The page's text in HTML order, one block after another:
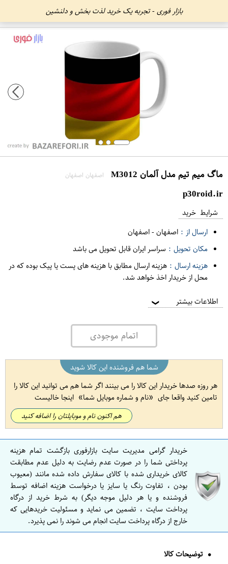
بازار فوری - تجربه یک خرید لذت بخش و دلنشین
ماگ میم تیم مدل آلمان M3012 اصفهان اصفهان
p30roid.ir
شرایط خرید
ارسال از : اصفهان-اصفهان
مکان تحویل : سراسر ایران قابل تحویل می باشد
هزینه ارسال : هزینه ارسال مطابق با هزینه های پست یا پیک بوده که در
محل از خریدار اخذ خواهد شد.
اطلاعات بیشتر ❯
اتمام موجودی
شما هم فروشنده این کالا شوید
هر روزه صدها خریدار این کالا را می بینند اگر شما هم می توانید این کالا را
تامین کنید واقعا جای
نام و شماره موبایل شما اینجا خالیست
هم اکنون نام و موبایلتان را اضافه کنید
خریدار گرامی مدیریت سایت بازارفوری بازگشت تمام هزینه
پرداختی شما را در صورت عدم رضایت به دلیل عدم مطابقت
کالای خریداری شده با کالای سفارش داده شده مانند (معیوب
بودن ، تفاوت رنگ یا سایز یا درخواست هزینه اضافه توسط
فروشنده و یا هر دلیل موجه دیگر) به شرط خرید از درگاه
پرداخت سایت ، تضمین می نماید و مسئولیت خریدهایی که
خارج از درگاه پرداخت سایت انجام می شوند را نمی پذیرد.
توضیحات کالا